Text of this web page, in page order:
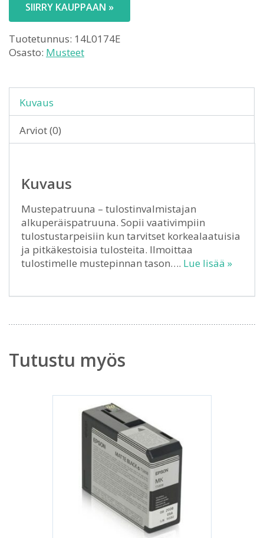
SIIRRY KAUPPAAN »
Tuotetunnus: 14L0174E
Osasto: Musteet
Kuvaus
Arviot (0)
Kuvaus
Mustepatruuna – tulostinvalmistajan
alkuperäispatruuna. Sopii vaativimpiin
tulostustarpeisiin kun tarvitset korkealaatuisia
ja pitkäkestoisia tulosteita. Ilmoittaa
tulostimelle mustepinnan tason…. Lue lisää »
Tutustu myös